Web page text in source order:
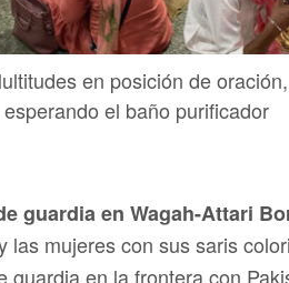
en posición de oración,
esperando el baño purificador
guardia en Wagah-Attari
las mujeres con sus saris
guardia en la frontera con